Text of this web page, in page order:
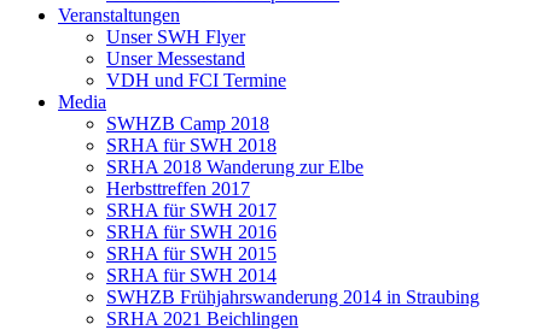
Veranstaltungen
Unser SWH Flyer
Unser Messestand
VDH und FCI Termine
Media
SWHZB Camp 2018
SRHA für SWH 2018
SRHA 2018 Wanderung zur Elbe
Herbsttreffen 2017
SRHA für SWH 2017
SRHA für SWH 2016
SRHA für SWH 2015
SRHA für SWH 2014
SWHZB Frühjahrswanderung 2014 in Straubing
SRHA 2021 Beichlingen